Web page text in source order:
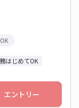
はじめてOK
エントリー